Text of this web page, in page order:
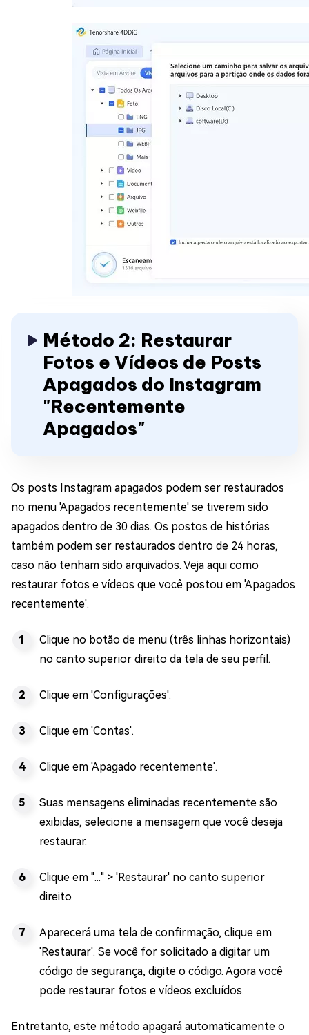
Método 2: Restaurar
Fotos e Vídeos de Posts
Apagados do Instagram
"Recentemente
Apagados"
Os posts Instagram apagados podem ser restaurados
no menu 'Apagados recentemente' se tiverem sido
apagados dentro de 30 dias. Os postos de histórias
também podem ser restaurados dentro de 24 horas,
caso não tenham sido arquivados. Veja aqui como
restaurar fotos e vídeos que você postou em 'Apagados
recentemente'.
Clique no botão de menu (três linhas horizontais)
no canto superior direito da tela de seu perfil.
Clique em 'Configurações'.
Clique em 'Contas'.
Clique em 'Apagado recentemente'.
Suas mensagens eliminadas recentemente são
exibidas, selecione a mensagem que você deseja
restaurar.
Clique em "..." > 'Restaurar' no canto superior
direito.
Aparecerá uma tela de confirmação, clique em
'Restaurar'. Se você for solicitado a digitar um
código de segurança, digite o código. Agora você
pode restaurar fotos e vídeos excluídos.
Entretanto, este método apagará automaticamente o